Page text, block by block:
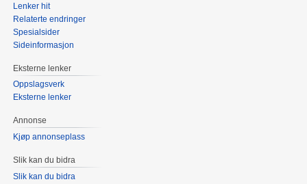
Lenker hit
Relaterte endringer
Spesialsider
Sideinformasjon
Eksterne lenker
Oppslagsverk
Eksterne lenker
Annonse
Kjøp annonseplass
Slik kan du bidra
Slik kan du bidra